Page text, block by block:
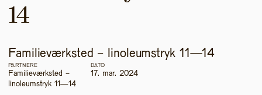
14
Familieværksted - linoleumstryk 11—14
PARTNERE
Familieværksted -
linoleumstryk 11—14
DATO
17. mar. 2024